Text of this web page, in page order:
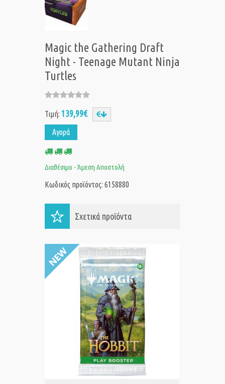
Magic the Gathering Draft
Night - Teenage Mutant Ninja
Turtles
Τιμή: 139,99€
Αγορά
Διαθέσιμο - Άμεση Αποστολή
Κωδικός προϊόντος: 6158880
Σχετικά προϊόντα